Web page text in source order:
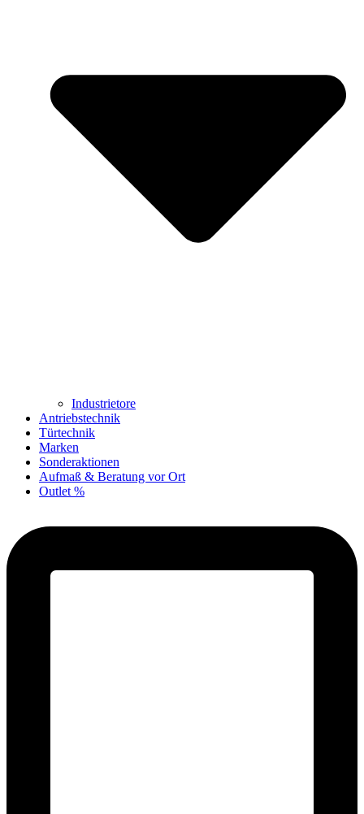
Industrietore
Antriebstechnik
Türtechnik
Marken
Sonderaktionen
Aufmaß & Beratung vor Ort
Outlet %